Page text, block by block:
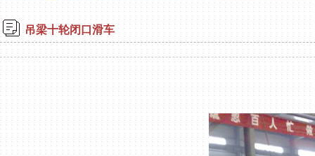
吊梁十轮闭口滑车